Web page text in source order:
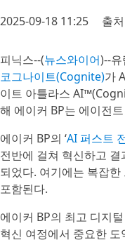
2025-09-18 11:25 출
피닉스--(뉴스와이어)--
코그나이트(Cognite)가
이트 아틀라스
해 에이커 BP는 에이전
에이커 BP의 ‘AI 퍼스트
전반에 걸쳐 혁신하고
되었다. 여기에는 복잡
포함된다.
에이커 BP의 최고 디지
혁신 여정에서 중요한